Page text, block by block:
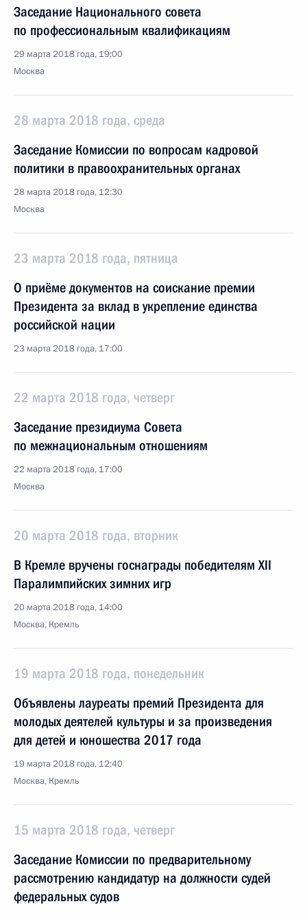
Заседание Национального совета
по профессиональным квалификациям
29 марта 2018 года, 19:00
Москва
28 марта 2018 года, среда
Заседание Комиссии по вопросам кадровой
политики в правоохранительных органах
28 марта 2018 года, 12:30
Москва
23 марта 2018 года, пятница
О приёме документов на соискание премии
Президента за вклад в укрепление единства
российской нации
23 марта 2018 года, 17:00
22 марта 2018 года, четверг
Заседание президиума Совета
по межнациональным отношениям
22 марта 2018 года, 17:00
Москва
20 марта 2018 года, вторник
В Кремле вручены госнаграды победителям XII
Паралимпийских зимних игр
20 марта 2018 года, 14:00
Москва, Кремль
19 марта 2018 года, понедельник
Объявлены лауреаты премий Президента для
молодых деятелей культуры и за произведения
для детей и юношества 2017 года
19 марта 2018 года, 12:40
Москва, Кремль
15 марта 2018 года, четверг
Заседание Комиссии по предварительному
рассмотрению кандидатур на должности судей
федеральных судов